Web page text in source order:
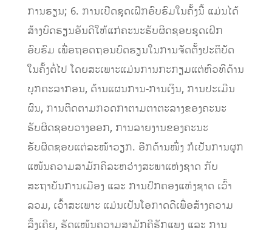
ການຮຽນ; 6. ການເປີດຊຸດເຝິກອົບຮົມໃນຄັ້ງນີ້ ແມ່ນໄດ້
ສ້າງບົດຮຽນອັນດີໃຫ້ແກ່ຄະນະຮັບຜິດຊອບຊຸດເຝິກ
ອົບຮົມ ເພື່ອຖອດຖອນບົດຮຽນໃນການຈັດຕັ້ງປະຕິບັດ
ໃນຄັ້ງຕໍ່ໄປ ໂດຍສະເພາະແມ່ນການກະກຽມແຕ່ຫົວທີດ້ານ
ບຸກຄະລາກອນ, ດ້ານແຜນການ-ການເງິນ, ການປະເມີນ
ຜົນ, ການຕິດຕາມກວດກາຕາມຕາຕະລາງຂອງຄະນະ
ຮັບຜິດຊອບວາງອອກ, ການລາຍງານຂອງຄະນະ
ຮັບຜິດຊອບແຕ່ລະໜ້າວຽກ. ອີກດ້ານໜຶ່ງ ກໍເປັນການຜູກ
ແໜ້ນຄວາມສາມັກຄີລະຫວ່າງສະພາແຫ່ງຊາດ ກັບ
ສະຖາບັນການເມືອງ ແລະ ການປົກຄອງແຫ່ງຊາດ ເວົ້າ
ລວມ, ເວົ້າສະເພາະ ແມ່ນເປັນໂອກາດດີເພື່ອສ້າງຄວາມ
ລື້ງເຄີຍ, ຮັດແໜ້ນຄວາມສາມັກຄີຮັກແພງ ແລະ ການ